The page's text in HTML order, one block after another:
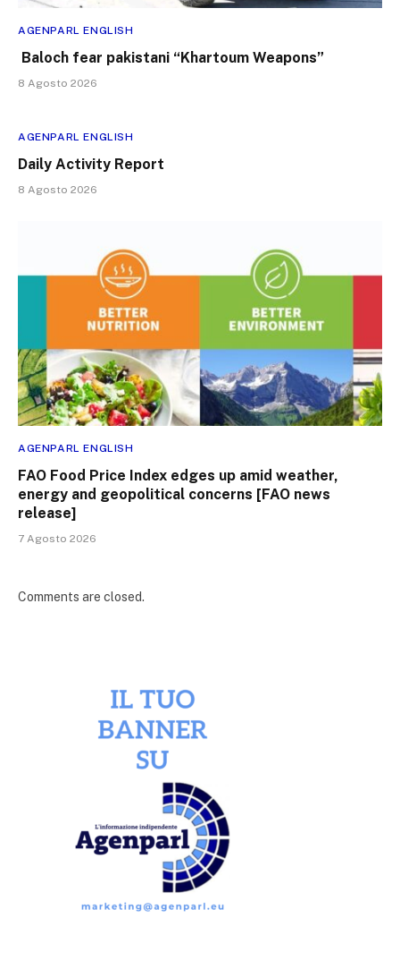
AGENPARL ENGLISH
Baloch fear pakistani “Khartoum Weapons”
8 Agosto 2026
AGENPARL ENGLISH
Daily Activity Report
8 Agosto 2026
AGENPARL ENGLISH
FAO Food Price Index edges up amid weather,
energy and geopolitical concerns [FAO news
release]
7 Agosto 2026
Comments are closed.